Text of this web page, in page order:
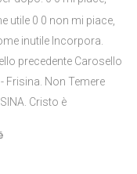
utile 0 0 non mi piace,
inutile Incorpora.
precedente Carosello
Frisina. Non Temere
Cristo è